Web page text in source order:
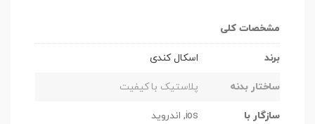
مشخصات کلی
برند اسکال کندی
ساختار بدنه پلاستیک با کیفیت
سازگار با ios, اندروید